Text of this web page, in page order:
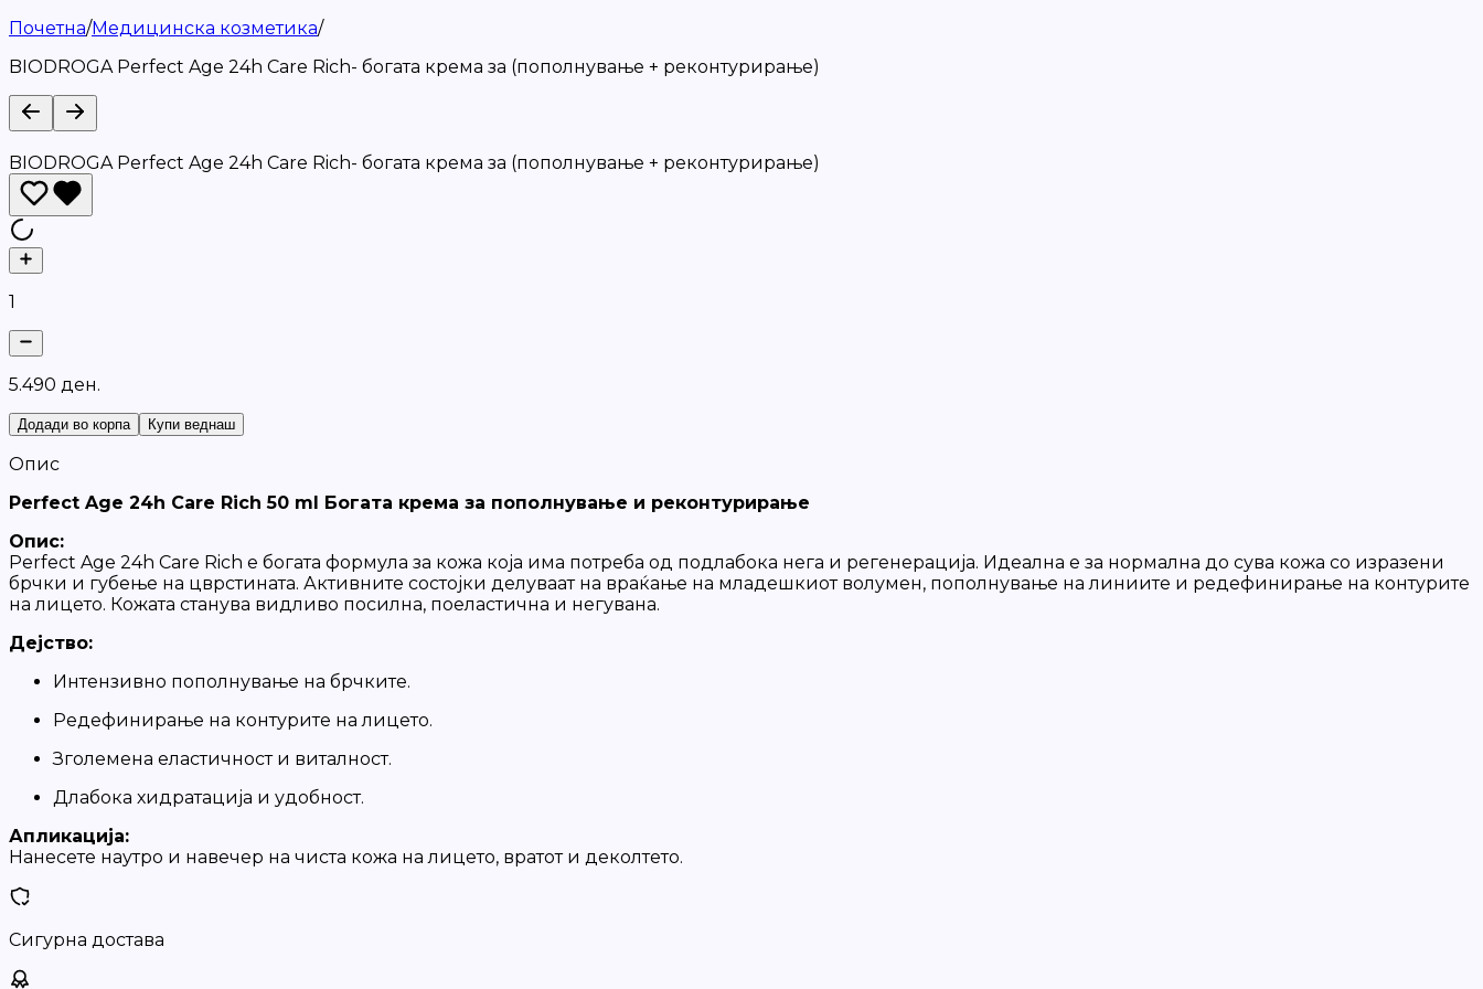
Почетна/Медицинска козметика/
BIODROGA Perfect Age 24h Care Rich- богата крема за (пополнување + реконтурирање)
BIODROGA Perfect Age 24h Care Rich- богата крема за (пополнување + реконтурирање)
1
5.490 ден.
Додади во корпа Купи веднаш
Опис
Perfect Age 24h Care Rich 50 ml Богата крема за пополнување и реконтурирање
Опис:
Perfect Age 24h Care Rich е богата формула за кожа која има потреба од подлабока нега и регенерација. Идеална е за нормална до сува кожа со изразени
брчки и губење на цврстината. Активните состојки делуваат на враќање на младешкиот волумен, пополнување на линиите и редефинирање на контурите
на лицето. Кожата станува видливо посилна, поеластична и негувана.
Дејство:
Интензивно пополнување на брчките.
Редефинирање на контурите на лицето.
Зголемена еластичност и виталност.
Длабока хидратација и удобност.
Апликација:
Нанесете наутро и навечер на чиста кожа на лицето, вратот и деколтето.
Сигурна достава